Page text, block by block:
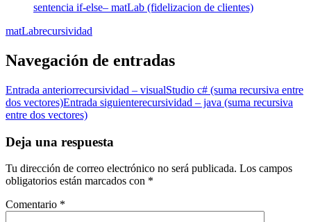
sentencia if-else– matLab (fidelizacion de clientes)
matLabrecursividad
Navegación de entradas
Entrada anteriorrecursividad – visualStudio c# (suma recursiva entre
dos vectores)Entrada siguienterecursividad – java (suma recursiva
entre dos vectores)
Deja una respuesta
Tu dirección de correo electrónico no será publicada. Los campos
obligatorios están marcados con *
Comentario *